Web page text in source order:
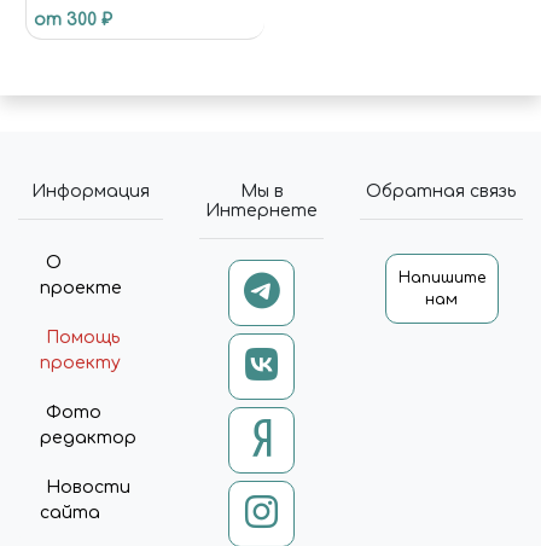
от 300 ₽
Информация
О
проекте
Помощь
проекту
Фото
редактор
Новости
сайта
Мы в
Интернете
Обратная связь
Напишите
нам